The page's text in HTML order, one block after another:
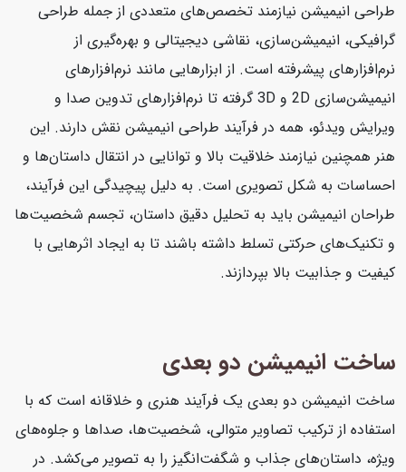
طراحی انیمیشن نیازمند تخصص‌های متعددی از جمله طراحی
گرافیکی، انیمیشن‌سازی، نقاشی دیجیتالی و بهره‌گیری از
نرم‌افزارهای پیشرفته است. از ابزارهایی مانند نرم‌افزارهای
انیمیشن‌سازی 2D و 3D گرفته تا نرم‌افزارهای تدوین صدا و
ویرایش ویدئو، همه در فرآیند طراحی انیمیشن نقش دارند. این
هنر همچنین نیازمند خلاقیت بالا و توانایی در انتقال داستان‌ها و
احساسات به شکل تصویری است. به دلیل پیچیدگی این فرآیند،
طراحان انیمیشن باید به تحلیل دقیق داستان، تجسم شخصیت‌ها
و تکنیک‌های حرکتی تسلط داشته باشند تا به ایجاد اثرهایی با
کیفیت و جذابیت بالا بپردازند.
ساخت انیمیشن دو بعدی
ساخت انیمیشن دو بعدی یک فرآیند هنری و خلاقانه است که با
استفاده از ترکیب تصاویر متوالی، شخصیت‌ها، صداها و جلوه‌های
ویژه، داستان‌های جذاب و شگفت‌انگیز را به تصویر می‌کشد. در